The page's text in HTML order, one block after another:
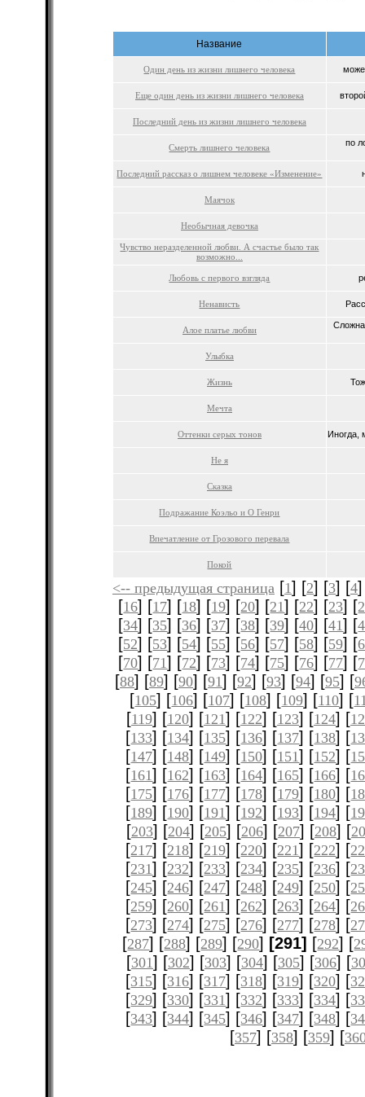
Название
Один день из жизни лишнего человека
Еще один день из жизни лишнего человека
Последний день из жизни лишнего человека
Смерть лишнего человека по
Последний рассказ о лишнем человеке «Изменение»
Маячок
Необычная девочка
Чувство неразделенной любви. А счастье было так
возможно...
Любовь с первого взгляда
Ненависть
Алое платье любви
Улыбка
Жизнь
Мечта
Оттенки серых тонов Иногда,
Не я
Сказка
Подражание Коэльо и О Генри
Впечатление от Грозового перевала
Покой
<-- предыдущая страница [1] [2] [3] [4
[16] [17] [18] [19] [20] [21] [22] [23] [
[34] [35] [36] [37] [38] [39] [40] [41] [
[52] [53] [54] [55] [56] [57] [58] [59] [
[70] [71] [72] [73] [74] [75] [76] [77] [
[88] [89] [90] [91] [92] [93] [94] [95] [
[105] [106] [107] [108] [109] [110] [
[119] [120] [121] [122] [123] [124] [
[133] [134] [135] [136] [137] [138] [
[147] [148] [149] [150] [151] [152] [
[161] [162] [163] [164] [165] [166] [
[175] [176] [177] [178] [179] [180] [
[189] [190] [191] [192] [193] [194] [
[203] [204] [205] [206] [207] [208] [
[217] [218] [219] [220] [221] [222] [
[231] [232] [233] [234] [235] [236] [
[245] [246] [247] [248] [249] [250] [
[259] [260] [261] [262] [263] [264] [
[273] [274] [275] [276] [277] [278] [
[287] [288] [289] [290] [291] [292] [
[301] [302] [303] [304] [305] [306] [
[315] [316] [317] [318] [319] [320] [
[329] [330] [331] [332] [333] [334] [
[343] [344] [345] [346] [347] [348] [
[357] [358] [359] [